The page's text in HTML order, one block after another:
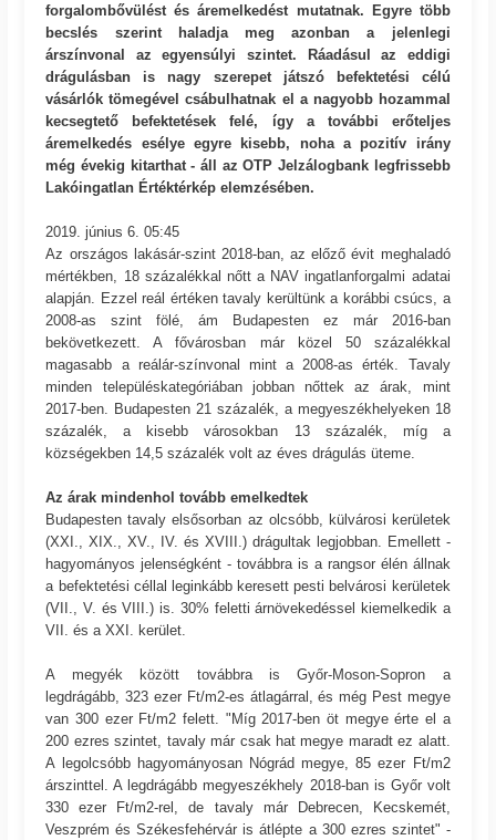
forgalombővülést és áremelkedést mutatnak. Egyre több
becslés szerint haladja meg azonban a jelenlegi
árszínvonal az egyensúlyi szintet. Ráadásul az eddigi
drágulásban is nagy szerepet játszó befektetési célú
vásárlók tömegével csábulhatnak el a nagyobb hozammal
kecsegtető befektetések felé, így a további erőteljes
áremelkedés esélye egyre kisebb, noha a pozitív irány
még évekig kitarthat - áll az OTP Jelzálogbank legfrissebb
Lakóingatlan Értéktérkép elemzésében.
2019. június 6. 05:45
Az országos lakásár-szint 2018-ban, az előző évit meghaladó
mértékben, 18 százalékkal nőtt a NAV ingatlanforgalmi adatai
alapján. Ezzel reál értéken tavaly kerültünk a korábbi csúcs, a
2008-as szint fölé, ám Budapesten ez már 2016-ban
bekövetkezett. A fővárosban már közel 50 százalékkal
magasabb a reálár-színvonal mint a 2008-as érték. Tavaly
minden településkategóriában jobban nőttek az árak, mint
2017-ben. Budapesten 21 százalék, a megyeszékhelyeken 18
százalék, a kisebb városokban 13 százalék, míg a
községekben 14,5 százalék volt az éves drágulás üteme.
Az árak mindenhol tovább emelkedtek
Budapesten tavaly elsősorban az olcsóbb, külvárosi kerületek
(XXI., XIX., XV., IV. és XVIII.) drágultak legjobban. Emellett -
hagyományos jelenségként - továbbra is a rangsor élén állnak
a befektetési céllal leginkább keresett pesti belvárosi kerületek
(VII., V. és VIII.) is. 30% feletti árnövekedéssel kiemelkedik a
VII. és a XXI. kerület.
A megyék között továbbra is Győr-Moson-Sopron a
legdrágább, 323 ezer Ft/m2-es átlagárral, és még Pest megye
van 300 ezer Ft/m2 felett. "Míg 2017-ben öt megye érte el a
200 ezres szintet, tavaly már csak hat megye maradt ez alatt.
A legolcsóbb hagyományosan Nógrád megye, 85 ezer Ft/m2
árszinttel. A legdrágább megyeszékhely 2018-ban is Győr volt
330 ezer Ft/m2-rel, de tavaly már Debrecen, Kecskemét,
Veszprém és Székesfehérvár is átlépte a 300 ezres szintet" -